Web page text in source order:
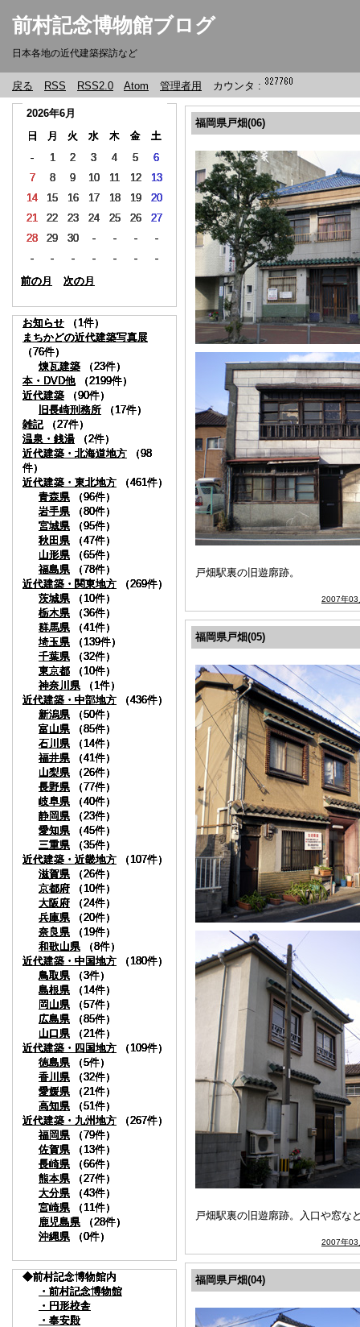
前村記念博物館ブログ
日本各地の近代建築探訪など
戻る RSS RSS2.0 Atom 管理者用 カウンタ :
2026年6月
日
月 火 水 木 金
土
-
1 2 3 4 5
6
7
8 9 10 11 12
13
14
15 16 17 18 19
20
21
22 23 24 25 26
27
28
29 30 - - -
-
-
- - - - -
-
前の月
次の月
お知らせ （1件）
まちかどの近代建築写真展
（76件）
煉瓦建築 （23件）
本・DVD他 （2199件）
近代建築 （90件）
旧長崎刑務所 （17件）
雑記 （27件）
温泉・銭湯 （2件）
近代建築・北海道地方 （98
件）
近代建築・東北地方 （461件）
青森県 （96件）
岩手県 （80件）
宮城県 （95件）
秋田県 （47件）
山形県 （65件）
福島県 （78件）
近代建築・関東地方 （269件）
茨城県 （10件）
栃木県 （36件）
群馬県 （41件）
埼玉県 （139件）
千葉県 （32件）
東京都 （10件）
神奈川県 （1件）
近代建築・中部地方 （436件）
新潟県 （50件）
富山県 （85件）
石川県 （14件）
福井県 （41件）
山梨県 （26件）
長野県 （77件）
岐阜県 （40件）
静岡県 （23件）
愛知県 （45件）
三重県 （35件）
近代建築・近畿地方 （107件）
滋賀県 （26件）
京都府 （10件）
大阪府 （24件）
兵庫県 （20件）
奈良県 （19件）
和歌山県 （8件）
近代建築・中国地方 （180件）
鳥取県 （3件）
島根県 （14件）
岡山県 （57件）
広島県 （85件）
山口県 （21件）
近代建築・四国地方 （109件）
徳島県 （5件）
香川県 （32件）
愛媛県 （21件）
高知県 （51件）
近代建築・九州地方 （267件）
福岡県 （79件）
佐賀県 （13件）
長崎県 （66件）
熊本県 （27件）
大分県 （43件）
宮崎県 （11件）
鹿児島県 （28件）
沖縄県 （0件）
◆前村記念博物館内
・前村記念博物館
・円形校舎
・奉安殿
福岡県戸畑(06)
戸畑駅裏の旧遊廓跡。
2007年03
2026年6月
日
月 火 水 木 金
土
-
1 2 3 4 5
6
7
8 9 10 11 12
13
14
15 16 17 18 19
20
21
22 23 24 25 26
27
28
29 30 - - -
-
-
- - - - -
-
前の月
次の月
お知らせ （1件）
まちかどの近代建築写真展
（76件）
煉瓦建築 （23件）
本・DVD他 （2199件）
近代建築 （90件）
旧長崎刑務所 （17件）
雑記 （27件）
温泉・銭湯 （2件）
近代建築・北海道地方 （98
件）
近代建築・東北地方 （461件）
青森県 （96件）
岩手県 （80件）
宮城県 （95件）
秋田県 （47件）
山形県 （65件）
福島県 （78件）
近代建築・関東地方 （269件）
茨城県 （10件）
栃木県 （36件）
群馬県 （41件）
埼玉県 （139件）
千葉県 （32件）
東京都 （10件）
神奈川県 （1件）
近代建築・中部地方 （436件）
新潟県 （50件）
富山県 （85件）
石川県 （14件）
福井県 （41件）
山梨県 （26件）
長野県 （77件）
岐阜県 （40件）
静岡県 （23件）
愛知県 （45件）
三重県 （35件）
近代建築・近畿地方 （107件）
滋賀県 （26件）
京都府 （10件）
大阪府 （24件）
兵庫県 （20件）
奈良県 （19件）
和歌山県 （8件）
近代建築・中国地方 （180件）
鳥取県 （3件）
島根県 （14件）
岡山県 （57件）
広島県 （85件）
山口県 （21件）
近代建築・四国地方 （109件）
徳島県 （5件）
香川県 （32件）
愛媛県 （21件）
高知県 （51件）
近代建築・九州地方 （267件）
福岡県 （79件）
佐賀県 （13件）
長崎県 （66件）
熊本県 （27件）
大分県 （43件）
宮崎県 （11件）
鹿児島県 （28件）
沖縄県 （0件）
◆前村記念博物館内
・前村記念博物館
・円形校舎
・奉安殿
福岡県戸畑(05)
戸畑駅裏の旧遊廓跡。入口や窓な
2007年03
2026年6月
日
月 火 水 木 金
土
-
1 2 3 4 5
6
7
8 9 10 11 12
13
14
15 16 17 18 19
20
21
22 23 24 25 26
27
28
29 30 - - -
-
-
- - - - -
-
前の月
次の月
お知らせ （1件）
まちかどの近代建築写真展
（76件）
煉瓦建築 （23件）
本・DVD他 （2199件）
近代建築 （90件）
旧長崎刑務所 （17件）
雑記 （27件）
温泉・銭湯 （2件）
近代建築・北海道地方 （98
件）
近代建築・東北地方 （461件）
青森県 （96件）
岩手県 （80件）
宮城県 （95件）
秋田県 （47件）
山形県 （65件）
福島県 （78件）
近代建築・関東地方 （269件）
茨城県 （10件）
栃木県 （36件）
群馬県 （41件）
埼玉県 （139件）
千葉県 （32件）
東京都 （10件）
神奈川県 （1件）
近代建築・中部地方 （436件）
新潟県 （50件）
富山県 （85件）
石川県 （14件）
福井県 （41件）
山梨県 （26件）
長野県 （77件）
岐阜県 （40件）
静岡県 （23件）
愛知県 （45件）
三重県 （35件）
近代建築・近畿地方 （107件）
滋賀県 （26件）
京都府 （10件）
大阪府 （24件）
兵庫県 （20件）
奈良県 （19件）
和歌山県 （8件）
近代建築・中国地方 （180件）
鳥取県 （3件）
島根県 （14件）
岡山県 （57件）
広島県 （85件）
山口県 （21件）
近代建築・四国地方 （109件）
徳島県 （5件）
香川県 （32件）
愛媛県 （21件）
高知県 （51件）
近代建築・九州地方 （267件）
福岡県 （79件）
佐賀県 （13件）
長崎県 （66件）
熊本県 （27件）
大分県 （43件）
宮崎県 （11件）
鹿児島県 （28件）
沖縄県 （0件）
◆前村記念博物館内
・前村記念博物館
・円形校舎
・奉安殿
福岡県戸畑(04)
2026年6月
日
月 火 水 木 金
土
-
1 2 3 4 5
6
7
8 9 10 11 12
13
14
15 16 17 18 19
20
21
22 23 24 25 26
27
28
29 30 - - -
-
-
- - - - -
-
前の月
次の月
お知らせ （1件）
まちかどの近代建築写真展
（76件）
煉瓦建築 （23件）
本・DVD他 （2199件）
近代建築 （90件）
旧長崎刑務所 （17件）
雑記 （27件）
温泉・銭湯 （2件）
近代建築・北海道地方 （98
件）
近代建築・東北地方 （461件）
青森県 （96件）
岩手県 （80件）
宮城県 （95件）
秋田県 （47件）
山形県 （65件）
福島県 （78件）
近代建築・関東地方 （269件）
茨城県 （10件）
栃木県 （36件）
群馬県 （41件）
埼玉県 （139件）
千葉県 （32件）
東京都 （10件）
神奈川県 （1件）
近代建築・中部地方 （436件）
新潟県 （50件）
富山県 （85件）
石川県 （14件）
福井県 （41件）
山梨県 （26件）
長野県 （77件）
岐阜県 （40件）
静岡県 （23件）
愛知県 （45件）
三重県 （35件）
近代建築・近畿地方 （107件）
滋賀県 （26件）
京都府 （10件）
大阪府 （24件）
兵庫県 （20件）
奈良県 （19件）
和歌山県 （8件）
近代建築・中国地方 （180件）
鳥取県 （3件）
島根県 （14件）
岡山県 （57件）
広島県 （85件）
山口県 （21件）
近代建築・四国地方 （109件）
徳島県 （5件）
香川県 （32件）
愛媛県 （21件）
高知県 （51件）
近代建築・九州地方 （267件）
福岡県 （79件）
佐賀県 （13件）
長崎県 （66件）
熊本県 （27件）
大分県 （43件）
宮崎県 （11件）
鹿児島県 （28件）
沖縄県 （0件）
◆前村記念博物館内
・前村記念博物館
・円形校舎
・奉安殿
2026年6月
日
月 火 水 木 金
土
-
1 2 3 4 5
6
7
8 9 10 11 12
13
14
15 16 17 18 19
20
21
22 23 24 25 26
27
28
29 30 - - -
-
-
- - - - -
-
前の月
次の月
お知らせ （1件）
まちかどの近代建築写真展
（76件）
煉瓦建築 （23件）
本・DVD他 （2199件）
近代建築 （90件）
旧長崎刑務所 （17件）
雑記 （27件）
温泉・銭湯 （2件）
近代建築・北海道地方 （98
件）
近代建築・東北地方 （461件）
青森県 （96件）
岩手県 （80件）
宮城県 （95件）
秋田県 （47件）
山形県 （65件）
福島県 （78件）
近代建築・関東地方 （269件）
茨城県 （10件）
栃木県 （36件）
群馬県 （41件）
埼玉県 （139件）
千葉県 （32件）
東京都 （10件）
神奈川県 （1件）
近代建築・中部地方 （436件）
新潟県 （50件）
富山県 （85件）
石川県 （14件）
福井県 （41件）
山梨県 （26件）
長野県 （77件）
岐阜県 （40件）
静岡県 （23件）
愛知県 （45件）
三重県 （35件）
近代建築・近畿地方 （107件）
滋賀県 （26件）
京都府 （10件）
大阪府 （24件）
兵庫県 （20件）
奈良県 （19件）
和歌山県 （8件）
近代建築・中国地方 （180件）
鳥取県 （3件）
島根県 （14件）
岡山県 （57件）
広島県 （85件）
山口県 （21件）
近代建築・四国地方 （109件）
徳島県 （5件）
香川県 （32件）
愛媛県 （21件）
高知県 （51件）
近代建築・九州地方 （267件）
福岡県 （79件）
佐賀県 （13件）
長崎県 （66件）
熊本県 （27件）
大分県 （43件）
宮崎県 （11件）
鹿児島県 （28件）
沖縄県 （0件）
◆前村記念博物館内
・前村記念博物館
・円形校舎
・奉安殿
2026年6月
日
月 火 水 木 金
土
-
1 2 3 4 5
6
7
8 9 10 11 12
13
14
15 16 17 18 19
20
21
22 23 24 25 26
27
28
29 30 - - -
-
-
- - - - -
-
前の月
次の月
お知らせ （1件）
まちかどの近代建築写真展
（76件）
煉瓦建築 （23件）
本・DVD他 （2199件）
近代建築 （90件）
旧長崎刑務所 （17件）
雑記 （27件）
温泉・銭湯 （2件）
近代建築・北海道地方 （98
件）
近代建築・東北地方 （461件）
青森県 （96件）
岩手県 （80件）
宮城県 （95件）
秋田県 （47件）
山形県 （65件）
福島県 （78件）
近代建築・関東地方 （269件）
茨城県 （10件）
栃木県 （36件）
群馬県 （41件）
埼玉県 （139件）
千葉県 （32件）
東京都 （10件）
神奈川県 （1件）
近代建築・中部地方 （436件）
新潟県 （50件）
富山県 （85件）
石川県 （14件）
福井県 （41件）
山梨県 （26件）
長野県 （77件）
岐阜県 （40件）
静岡県 （23件）
愛知県 （45件）
三重県 （35件）
近代建築・近畿地方 （107件）
滋賀県 （26件）
京都府 （10件）
大阪府 （24件）
兵庫県 （20件）
奈良県 （19件）
和歌山県 （8件）
近代建築・中国地方 （180件）
鳥取県 （3件）
島根県 （14件）
岡山県 （57件）
広島県 （85件）
山口県 （21件）
近代建築・四国地方 （109件）
徳島県 （5件）
香川県 （32件）
愛媛県 （21件）
高知県 （51件）
近代建築・九州地方 （267件）
福岡県 （79件）
佐賀県 （13件）
長崎県 （66件）
熊本県 （27件）
大分県 （43件）
宮崎県 （11件）
鹿児島県 （28件）
沖縄県 （0件）
◆前村記念博物館内
・前村記念博物館
・円形校舎
・奉安殿